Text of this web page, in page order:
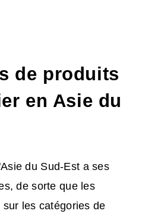
de produits
en Asie du
du Sud-Est a ses
de sorte que les
les catégories de